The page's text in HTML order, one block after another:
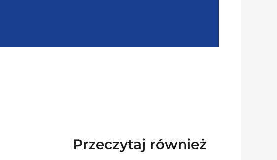
Przeczytaj również